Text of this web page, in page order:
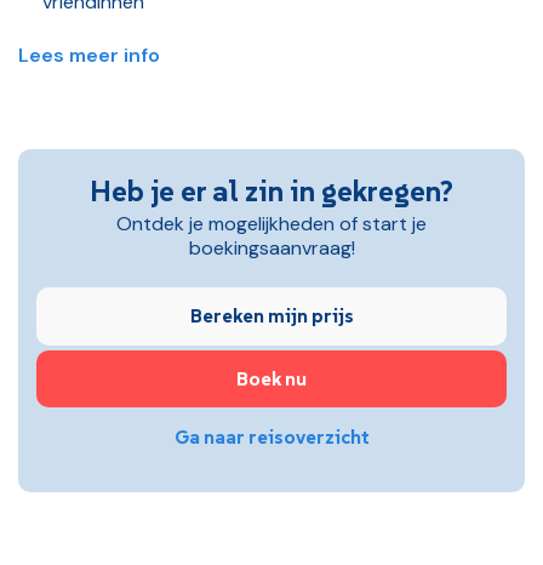
Lees meer info
Heb je er al zin in gekregen?
Ontdek je mogelijkheden of start je
boekingsaanvraag!
Bereken mijn prijs
Boek nu
Ga naar reisoverzicht